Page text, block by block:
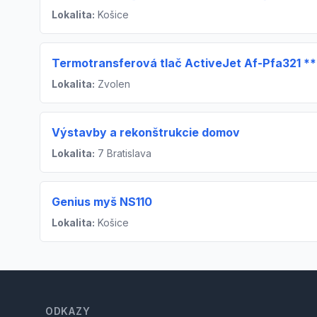
Lokalita: Košice
Termotransferová tlač ActiveJet Af-Pfa321
Lokalita: Zvolen
Výstavby a rekonštrukcie domov
Lokalita: 7 Bratislava
Genius myš NS110
Lokalita: Košice
ODKAZY